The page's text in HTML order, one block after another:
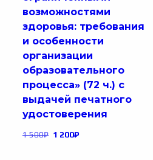
возможностями
здоровья: требования
и особенности
организации
образовательного
процесса» (72 ч.) с
выдачей печатного
удостоверения
1 500₽ 1 200₽